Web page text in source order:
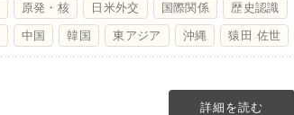
原発・核 日米外交 国際関係 歴史認識
中国 韓国 東アジア 沖縄 猿田 佐世
詳細を読む